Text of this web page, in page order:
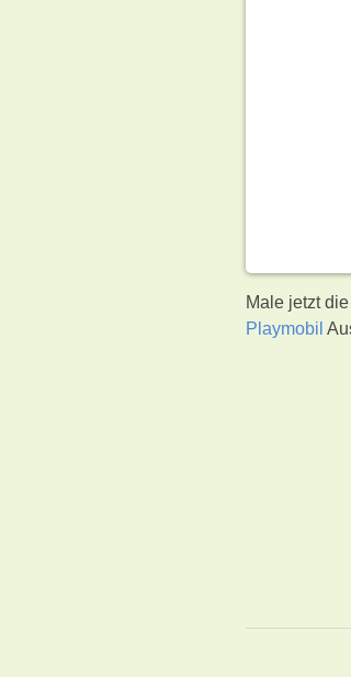
Male jetzt
Playmobil